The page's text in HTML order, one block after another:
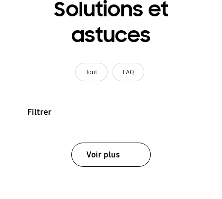
Solutions et
astuces
Tout FAQ
Filtrer
Voir plus